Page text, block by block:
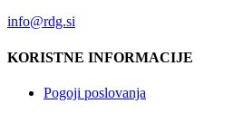
info@rdg.si
KORISTNE INFORMACIJE
Pogoji poslovanja